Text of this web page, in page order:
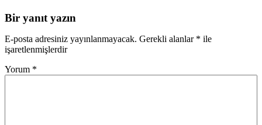
Bir yanıt yazın
E-posta adresiniz yayınlanmayacak. Gerekli alanlar * ile
işaretlenmişlerdir
Yorum *